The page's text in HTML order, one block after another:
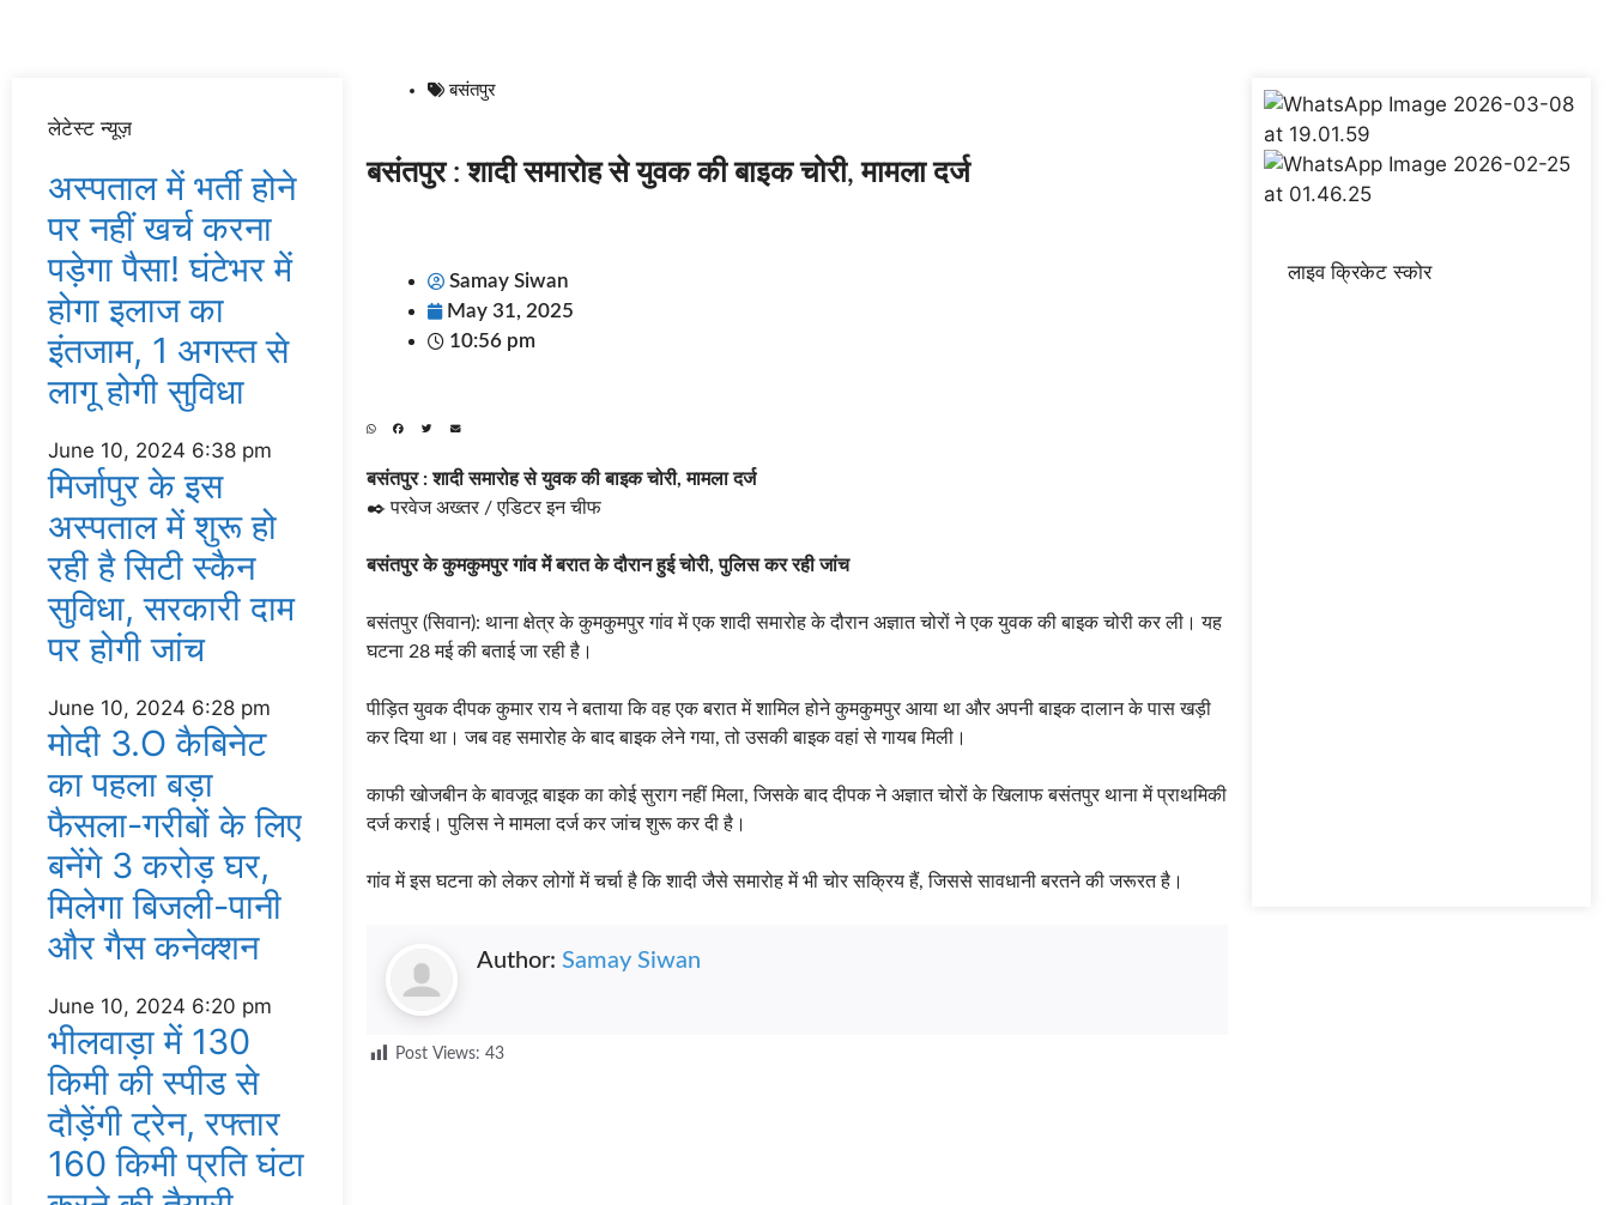
लेटेस्ट न्यूज़
अस्‍पताल में भर्ती होने
पर नहीं खर्च करना
पड़ेगा पैसा! घंटेभर में
होगा इलाज का
इंतजाम, 1 अगस्‍त से
लागू होगी सुविधा
June 10, 2024 6:38 pm
मिर्जापुर के इस
अस्पताल में शुरू हो
रही है सिटी स्कैन
सुविधा, सरकारी दाम
पर होगी जांच
June 10, 2024 6:28 pm
मोदी 3.O कैबिनेट
का पहला बड़ा
फैसला-गरीबों के ल‍िए
बनेंगे 3 करोड़ घर,
म‍िलेगा बिजली-पानी
और गैस कनेक्‍शन
June 10, 2024 6:20 pm
भीलवाड़ा में 130
किमी की स्पीड से
दौड़ेंगी ट्रेन, रफ्तार
160 किमी प्रति घंटा
बसंतपुर
बसंतपुर : शादी समारोह से युवक की बाइक चोरी, मामला दर्ज
Samay Siwan
May 31, 2025
10:56 pm
बसंतपुर : शादी समारोह से युवक की बाइक चोरी, मामला दर्ज
✒️ परवेज अख्तर / एडिटर इन चीफ
बसंतपुर के कुमकुमपुर गांव में बरात के दौरान हुई चोरी, पुलिस कर रही जांच
बसंतपुर (सिवान): थाना क्षेत्र के कुमकुमपुर गांव में एक शादी समारोह के दौरान अज्ञात चोरों ने एक युवक की बाइक चोरी कर ली। यह
घटना 28 मई की बताई जा रही है।
पीड़ित युवक दीपक कुमार राय ने बताया कि वह एक बरात में शामिल होने कुमकुमपुर आया था और अपनी बाइक दालान के पास खड़ी
कर दिया था। जब वह समारोह के बाद बाइक लेने गया, तो उसकी बाइक वहां से गायब मिली।
काफी खोजबीन के बावजूद बाइक का कोई सुराग नहीं मिला, जिसके बाद दीपक ने अज्ञात चोरों के खिलाफ बसंतपुर थाना में प्राथमिकी
दर्ज कराई। पुलिस ने मामला दर्ज कर जांच शुरू कर दी है।
गांव में इस घटना को लेकर लोगों में चर्चा है कि शादी जैसे समारोह में भी चोर सक्रिय हैं, जिससे सावधानी बरतने की जरूरत है।
Author: Samay Siwan
Post Views: 43
लाइव क्रिकेट स्कोर